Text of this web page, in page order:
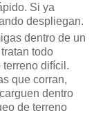
Si ya
despliegan.
dentro de un
todo
terreno difícil.
que corran,
dentro
de terreno